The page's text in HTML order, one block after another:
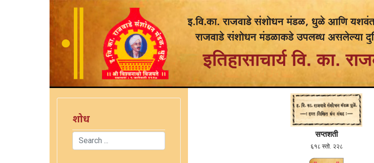
शोध
Search सप्तशती
६१८ स्तो. २२८